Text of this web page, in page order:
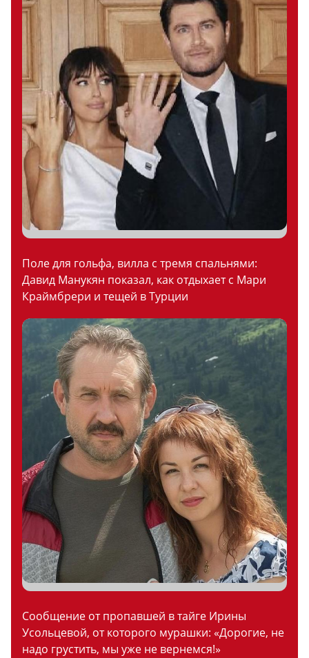
Поле для гольфа, вилла с тремя спальнями:
Давид Манукян показал, как отдыхает с Мари
Краймбрери и тещей в Турции
Сообщение от пропавшей в тайге Ирины
Усольцевой, от которого мурашки: «Дорогие, не
надо грустить, мы уже не вернемся!»